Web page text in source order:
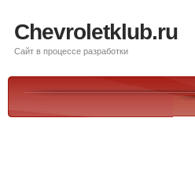
Chevroletklub.ru
Сайт в процессе разработки